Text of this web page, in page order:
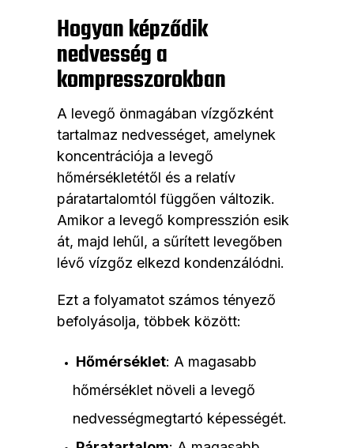
Hogyan képződik
nedvesség a
kompresszorokban
A levegő önmagában vízgőzként
tartalmaz nedvességet, amelynek
koncentrációja a levegő
hőmérsékletétől és a relatív
páratartalomtól függően változik.
Amikor a levegő kompresszión esik
át, majd lehűl, a sűrített levegőben
lévő vízgőz elkezd kondenzálódni.
Ezt a folyamatot számos tényező
befolyásolja, többek között:
Hőmérséklet: A magasabb
hőmérséklet növeli a levegő
nedvességmegtartó képességét.